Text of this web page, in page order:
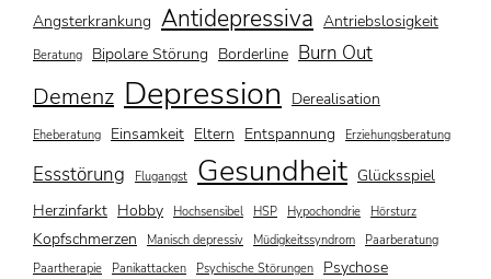
Angsterkrankung Antidepressiva Antriebslosigkeit
Beratung Bipolare Störung Borderline Burn Out
Demenz Depression Derealisation
Eheberatung Einsamkeit Eltern Entspannung Erziehungsberatung
Essstörung Flugangst Gesundheit Glücksspiel
Herzinfarkt Hobby Hochsensibel HSP Hypochondrie Hörsturz
Kopfschmerzen Manisch depressiv Müdigkeitssyndrom
Paarberatung
Paartherapie
Panikattacken Psychische Störungen Psychose